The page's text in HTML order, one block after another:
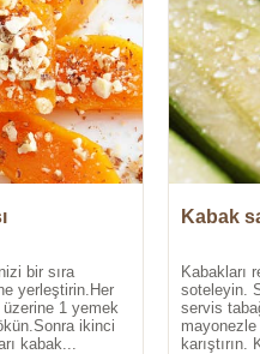
bir sıra
yerleştirin.Her
1 yemek
ikinci
kabak...
Kabak
Kabakları
soteleyin.
servis
karıştırın.